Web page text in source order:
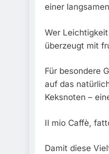
einer
Wer
überzeugt mit
Für besondere
auf das
Keksnoten –
Il mio Caffè,
Damit diese